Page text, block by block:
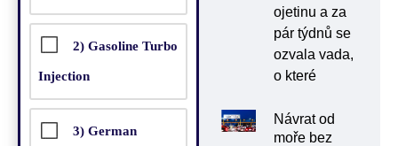
2) Gasoline Turbo
Injection
3) German
ojetinu a za
pár týdnů se
ozvala vada,
o které
Návrat od
moře bez